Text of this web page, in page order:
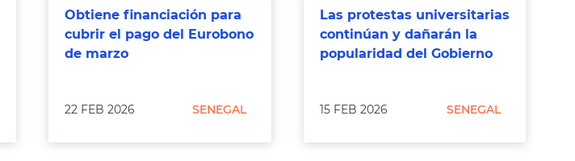
Obtiene financiación para
cubrir el pago del Eurobono
de marzo
22 FEB 2026 SENEGAL
Las protestas universitarias
continúan y dañarán la
popularidad del Gobierno
15 FEB 2026 SENEGAL